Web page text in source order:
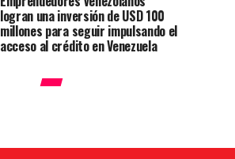
logran una inversión de USD 100
millones para seguir impulsando el
acceso al crédito en Venezuela